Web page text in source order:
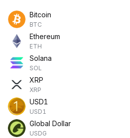
Bitcoin
BTC
Ethereum
ETH
Solana
SOL
XRP
XRP
USD1
USD1
Global Dollar
USDG